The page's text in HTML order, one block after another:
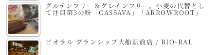
グルテンフリー＆グレインフリー。小麦の代替とし
て注目第3の粉「CASSAVA」「ARROWROOT」
ビオラル グランシップ大船駅前店 / BIO-RAL